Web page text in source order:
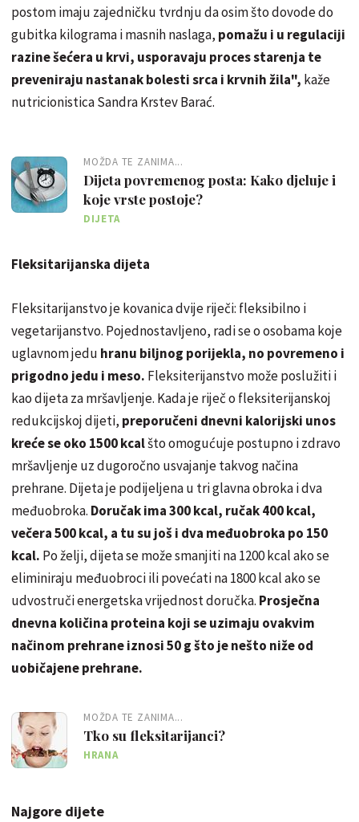
postom imaju zajedničku tvrdnju da osim što dovode do
gubitka kilograma i masnih naslaga, pomažu i u regulaciji
razine šećera u krvi, usporavaju proces starenja te
preveniraju nastanak bolesti srca i krvnih žila", kaže
nutricionistica Sandra Krstev Barać.
MOŽDA TE ZANIMA...
Dijeta povremenog posta: Kako djeluje i
koje vrste postoje?
DIJETA
Fleksitarijanska dijeta
Fleksitarijanstvo je kovanica dvije riječi: fleksibilno i
vegetarijanstvo. Pojednostavljeno, radi se o osobama koje
uglavnom jedu hranu biljnog porijekla, no povremeno i
prigodno jedu i meso. Fleksiterijanstvo može poslužiti i
kao dijeta za mršavljenje. Kada je riječ o fleksiterijanskoj
redukcijskoj dijeti, preporučeni dnevni kalorijski unos
kreće se oko 1500 kcalšto omogućuje postupno i zdravo
mršavljenje uz dugoročno usvajanje takvog načina
prehrane. Dijeta je podijeljena u tri glavna obroka i dva
međuobroka. Doručak ima 300 kcal, ručak 400 kcal,
večera 500 kcal, a tu su još i dva međuobroka po 150
kcal. Po želji, dijeta se može smanjiti na 1200 kcal ako se
eliminiraju međuobroci ili povećati na 1800 kcal ako se
udvostruči energetska vrijednost doručka. Prosječna
dnevna količina proteina koji se uzimaju ovakvim
načinom prehrane iznosi 50 g što je nešto niže od
uobičajene prehrane.
MOŽDA TE ZANIMA...
Tko su fleksitarijanci?
HRANA
Najgore dijete